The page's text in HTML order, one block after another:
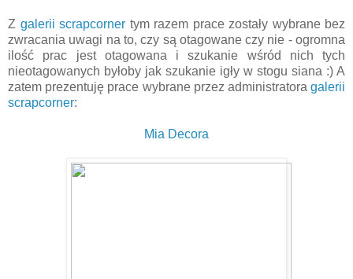
Z galerii scrapcorner tym razem prace zostały wybrane bez
zwracania uwagi na to, czy są otagowane czy nie - ogromna
ilość prac jest otagowana i szukanie wśród nich tych
nieotagowanych byłoby jak szukanie igły w stogu siana :) A
zatem prezentuję prace wybrane przez administratora galerii
scrapcorner:
Mia Decora